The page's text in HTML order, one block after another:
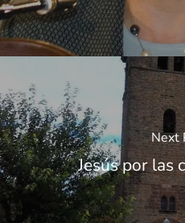
Next
Jesús por las